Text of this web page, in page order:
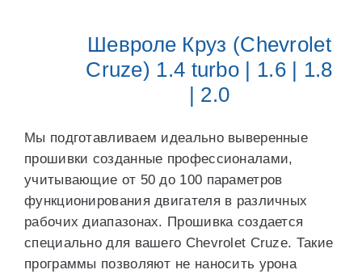
Шевроле Круз (Chevrolet
Cruze) 1.4 turbo | 1.6 | 1.8
| 2.0
Мы подготавливаем идеально выверенные
прошивки созданные профессионалами,
учитывающие от 50 до 100 параметров
функционирования двигателя в различных
рабочих диапазонах. Прошивка создается
специально для вашего Chevrolet Cruze. Такие
программы позволяют не наносить урона